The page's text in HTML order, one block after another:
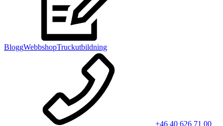
BloggWebbshopTruckutbildning
+46 40 626 71 00